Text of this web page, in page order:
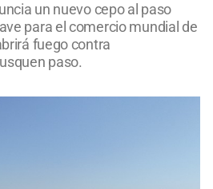
un nuevo cepo al paso
para el comercio mundial de
fuego contra
paso.